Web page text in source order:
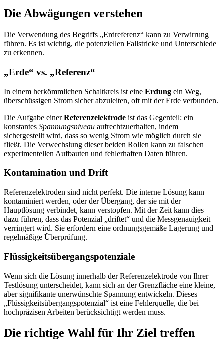
Die Abwägungen verstehen
Die Verwendung des Begriffs „Erdreferenz“ kann zu Verwirrung
führen. Es ist wichtig, die potenziellen Fallstricke und Unterschiede
zu erkennen.
„Erde“ vs. „Referenz“
In einem herkömmlichen Schaltkreis ist eine Erdung ein Weg,
überschüssigen Strom sicher abzuleiten, oft mit der Erde verbunden.
Die Aufgabe einerReferenzelektrode ist das Gegenteil: ein
konstantes Spannungsniveau aufrechtzuerhalten, indem
sichergestellt wird, dass so wenig Strom wie möglich durch sie
fließt. Die Verwechslung dieser beiden Rollen kann zu falschen
experimentellen Aufbauten und fehlerhaften Daten führen.
Kontamination und Drift
Referenzelektroden sind nicht perfekt. Die interne Lösung kann
kontaminiert werden, oder der Übergang, der sie mit der
Hauptlösung verbindet, kann verstopfen. Mit der Zeit kann dies
dazu führen, dass das Potenzial „driftet“ und die Messgenauigkeit
verringert wird. Sie erfordern eine ordnungsgemäße Lagerung und
regelmäßige Überprüfung.
Flüssigkeitsübergangspotenziale
Wenn sich die Lösung innerhalb der Referenzelektrode von Ihrer
Testlösung unterscheidet, kann sich an der Grenzfläche eine kleine,
aber signifikante unerwünschte Spannung entwickeln. Dieses
„Flüssigkeitsübergangspotenzial“ ist eine Fehlerquelle, die bei
hochpräzisen Arbeiten berücksichtigt werden muss.
Die richtige Wahl für Ihr Ziel treffen